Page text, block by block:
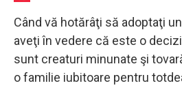
Când vă hotărâţi să adoptaţi
aveţi în vedere că este o
sunt creaturi minunate şi
o familie iubitoare pentru